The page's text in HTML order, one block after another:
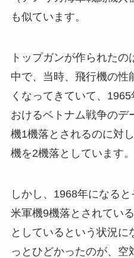
も似ています。
トップガンが作られた
中で、当時、飛行機の性
くなってきていて、
おけるベトナム戦争のデ
機1機落とされるのに対
機を2機落としています。
しかし、1968年になると
米軍機9機落とされてい
としているという状況に
っとひどかったのが、空